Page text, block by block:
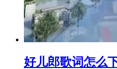
好儿郎歌词怎么